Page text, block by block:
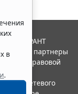
в
.
ГАРАНТ
и ее партнеры
правовой
сетевого